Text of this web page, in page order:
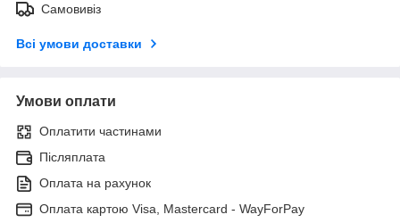
Самовивіз
Всі умови доставки
Умови оплати
Оплатити частинами
Післяплата
Оплата на рахунок
Оплата картою Visa, Mastercard - WayForPay